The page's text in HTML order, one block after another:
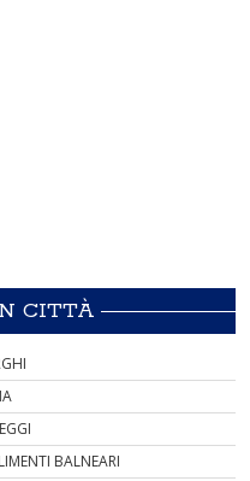
CITTÀ
BALNEARI